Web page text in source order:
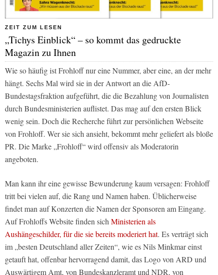
ZEIT ZUM LESEN
„Tichys Einblick“ – so kommt das gedruckte
Magazin zu Ihnen
Wie so häufig ist Frohloff nur eine Nummer, aber eine, an der mehr
hängt. Sechs Mal wird sie in der Antwort an die AfD-
Bundestagsfraktion aufgeführt, die die Bezahlung von Journalisten
durch Bundesministerien auflistet. Das mag auf den ersten Blick
wenig sein. Doch die Recherche führt zur persönlichen Webseite
von Frohloff. Wer sie sich ansieht, bekommt mehr geliefert als bloße
PR. Die Marke „Frohloff“ wird offensiv als Moderatorin
angeboten.
Man kann ihr eine gewisse Bewunderung kaum versagen: Frohloff
tritt bei vielen auf, die Rang und Namen haben. Üblicherweise
findet man auf Konzerten die Namen der Sponsoren am Eingang.
Auf Frohloffs Website finden sich Ministerien als
Aushängeschilder, für die sie bereits moderiert hat. Es verträgt sich
im „besten Deutschland aller Zeiten“, wie es Nils Minkmar einst
getauft hat, offenbar hervorragend damit, das Logo von ARD und
Auswärtigem Amt, von Bundeskanzleramt und NDR, von